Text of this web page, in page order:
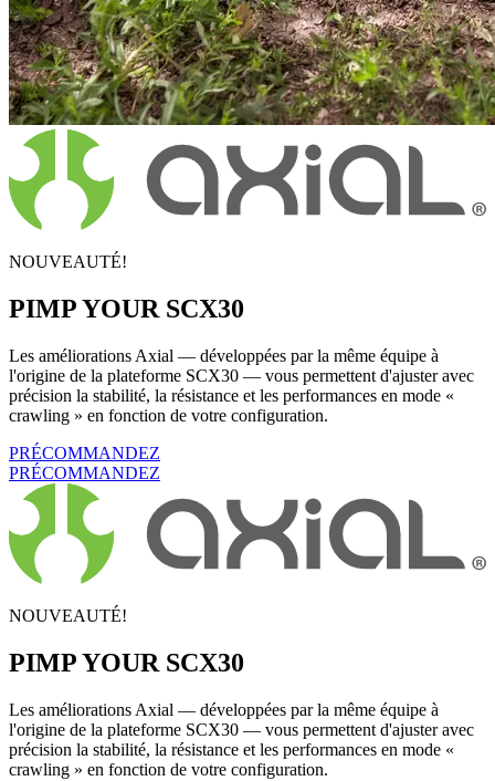
NOUVEAUTÉ!
PIMP YOUR SCX30
Les améliorations Axial — développées par la même équipe à
l'origine de la plateforme SCX30 — vous permettent d'ajuster avec
précision la stabilité, la résistance et les performances en mode «
crawling » en fonction de votre configuration.
PRÉCOMMANDEZ
PRÉCOMMANDEZ
NOUVEAUTÉ!
PIMP YOUR SCX30
Les améliorations Axial — développées par la même équipe à
l'origine de la plateforme SCX30 — vous permettent d'ajuster avec
précision la stabilité, la résistance et les performances en mode «
crawling » en fonction de votre configuration.